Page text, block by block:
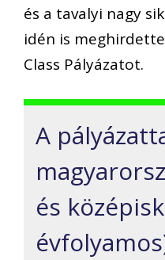
és a tavalyi nagy
idén is
Class Pályázatot.
A
és